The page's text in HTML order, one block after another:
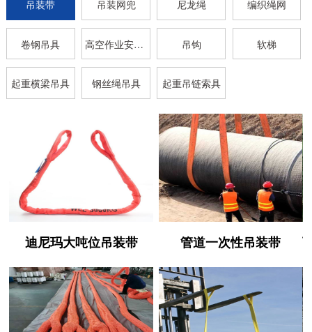
吊装带 吊装网兜 尼龙绳 编织绳网
卷钢吊具 高空作业安全带 吊钩 软梯
起重横梁吊具 钢丝绳吊具 起重吊链索具
迪尼玛大吨位吊装带 管道一次性吊装带